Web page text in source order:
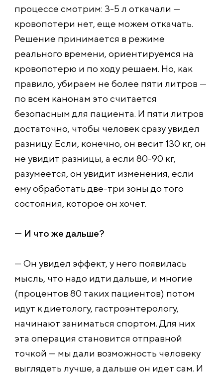
процессе смотрим: 3-5 л откачали —
кровопотери нет, еще можем откачать.
Решение принимается в режиме
реального времени, ориентируемся на
кровопотерю и по ходу решаем. Но, как
правило, убираем не более пяти литров —
по всем канонам это считается
безопасным для пациента. И пяти литров
достаточно, чтобы человек сразу увидел
разницу. Если, конечно, он весит 130 кг, он
не увидит разницы, а если 80-90 кг,
разумеется, он увидит изменения, если
ему обработать две-три зоны до того
состояния, которое он хочет.
— И что же дальше?
— Он увидел эффект, у него появилась
мысль, что надо идти дальше, и многие
(процентов 80 таких пациентов) потом
идут к диетологу, гастроэнтерологу,
начинают заниматься спортом. Для них
эта операция становится отправной
точкой — мы дали возможность человеку
выглядеть лучше, а дальше он идет сам. И